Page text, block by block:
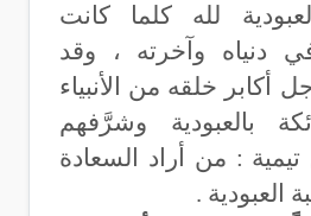
لله كلما كانت
دنياه وآخرته ، وقد
خلقه من الأنبياء
بالعبودية وشرَّفهم
: من أراد السعادة
العبودية .